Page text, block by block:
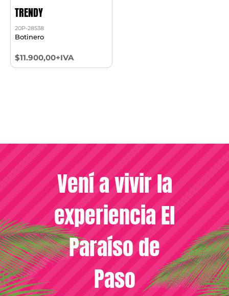
TRENDY
20P-28538
Botinero
$11.900,00+IVA
Vení a vivir la
experiencia El
Paraíso de
Paso